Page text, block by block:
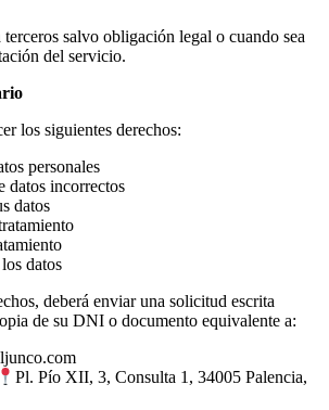
terceros salvo obligación legal o cuando sea
del servicio.
los siguientes derechos:
personales
datos incorrectos
datos
datos
deberá enviar una solicitud escrita
de su DNI o documento equivalente a:
Pl. Pío XII, 3, Consulta 1, 34005 Palencia,